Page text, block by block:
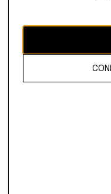
El contenido de esta